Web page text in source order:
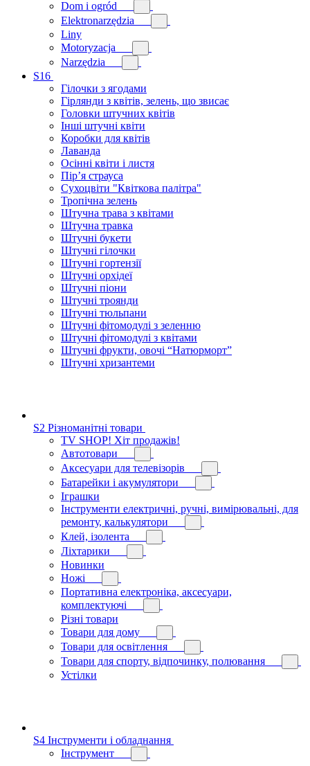
Dom i ogród
Elektronarzędzia
Liny
Motoryzacja
Narzędzia
S16
Гілочки з ягодами
Гірлянди з квітів, зелень, що звисає
Головки штучних квітів
Інші штучні квіти
Коробки для квітів
Лаванда
Осінні квіти і листя
Пір’я страуса
Сухоцвіти "Квіткова палітра"
Тропічна зелень
Штучна трава з квітами
Штучна травка
Штучні букети
Штучні гілочки
Штучні гортензії
Штучні орхідеї
Штучні піони
Штучні троянди
Штучні тюльпани
Штучні фітомодулі з зеленню
Штучні фітомодулі з квітами
Штучні фрукти, овочі “Натюрморт”
Штучні хризантеми
S2 Різноманітні товари
TV SHOP! Хіт продажів!
Автотовари
Аксесуари для телевізорів
Батарейки і акумулятори
Іграшки
Інструменти електричні, ручні, вимірювальні, для
ремонту, калькулятори
Клей, ізолента
Ліхтарики
Новинки
Ножі
Портативна електроніка, аксесуари,
комплектуючі
Різні товари
Товари для дому
Товари для освітлення
Товари для спорту, відпочинку, полювання
Устілки
S4 Інструменти і обладнання
Інструмент